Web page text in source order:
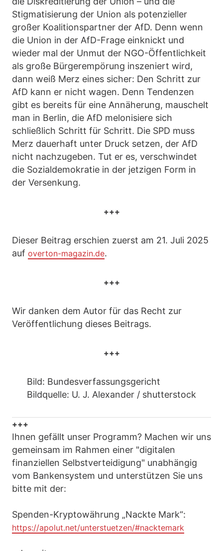
Stigmatisierung der Union als potenzieller
großer Koalitionspartner der AfD. Denn wenn
die Union in der AfD-Frage einknickt und
wieder mal der Unmut der NGO-Öffentlichkeit
als große Bürgerempörung inszeniert wird,
dann weiß Merz eines sicher: Den Schritt zur
AfD kann er nicht wagen. Denn Tendenzen
gibt es bereits für eine Annäherung, mauschelt
man in Berlin, die AfD melonisiere sich
schließlich Schritt für Schritt. Die SPD muss
Merz dauerhaft unter Druck setzen, der AfD
nicht nachzugeben. Tut er es, verschwindet
die Sozialdemokratie in der jetzigen Form in
der Versenkung.
+++
Dieser Beitrag erschien zuerst am 21. Juli 2025
auf overton-magazin.de.
+++
Wir danken dem Autor für das Recht zur
Veröffentlichung dieses Beitrags.
+++
Bild: Bundesverfassungsgericht
Bildquelle: U. J. Alexander / shutterstock
+++
Ihnen gefällt unser Programm? Machen wir uns
gemeinsam im Rahmen einer "digitalen
finanziellen Selbstverteidigung" unabhängig
vom Bankensystem und unterstützen Sie uns
bitte mit der:
Spenden-Kryptowährung „Nackte Mark“:
https://apolut.net/unterstuetzen/#nacktemark